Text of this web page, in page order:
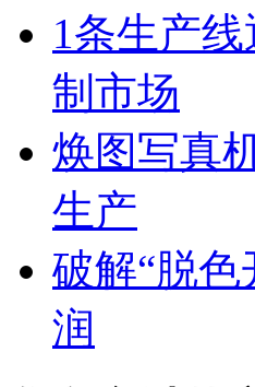
1条生产
制市场
焕图写真
生产
破解“脱
润